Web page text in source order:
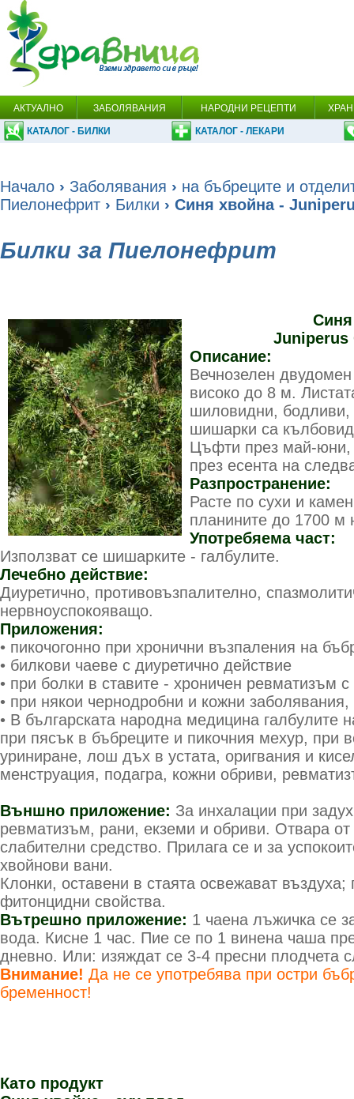
АКТУАЛНО ЗАБОЛЯВАНИЯ НАРОДНИ РЕЦЕПТИ
КАТАЛОГ - БИЛКИ КАТАЛОГ - ЛЕКАРИ
Начало › Заболявания › на бъбреците и
Пиелонефрит › Билки › Синя хвойна -
Билки за Пиелонефрит
Juniperus
Описание:
Вечнозелен
високо до 8 м.
шиловидни, бодливи,
шишарки са
Цъфти през май-юни,
през есента на
Разпространение:
Расте по сухи и
планините до 1700 м
Употребяема част:
Използват се шишарките - галбулите.
Лечебно действие:
Диуретично, противовъзпалително,
нервноуспокояващо.
Приложения:
• пикочогонно при хронични възпаления на
• билкови чаеве с диуретично действие
• при болки в ставите - хроничен ревматизъм
• при някои чернодробни и кожни
• В българската народна медицина галбулите
при пясък в бъбреците и пикочния мехур, при
уриниране, лош дъх в устата, оригвания и
менструация, подагра, кожни обриви,
Външно приложение: За инхалации при
ревматизъм, рани, екземи и обриви. Отвара от
слабителни средство. Прилага се и за
хвойнови вани.
Клонки, оставени в стаята освежават въздуха;
фитонцидни свойства.
Вътрешно приложение: 1 чаена лъжичка се
вода. Кисне 1 час. Пие се по 1 винена чаша
дневно. Или: изяждат се 3-4 пресни плодчета
Внимание! Да не се употребява при остри
бременност!
Като продукт